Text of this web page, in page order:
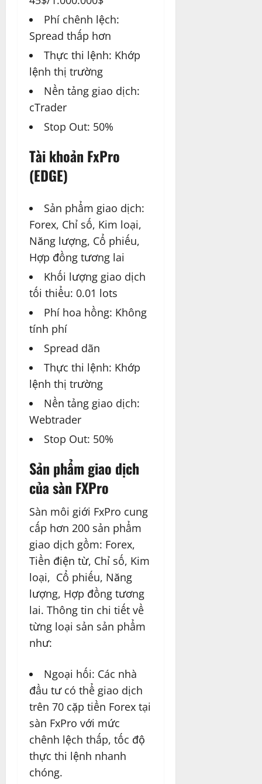
Phí chênh lệch:
Spread thấp hơn
Thực thi lệnh: Khớp
lệnh thị trường
Nền tảng giao dịch:
cTrader
Stop Out: 50%
Tài khoản FxPro
(EDGE)
Sản phẩm giao dịch:
Forex, Chỉ số, Kim loại,
Năng lượng, Cổ phiếu,
Hợp đồng tương lai
Khối lượng giao dịch
tối thiểu: 0.01 lots
Phí hoa hồng: Không
tính phí
Spread dãn
Thực thi lệnh: Khớp
lệnh thị trường
Nền tảng giao dịch:
Webtrader
Stop Out: 50%
Sản phẩm giao dịch
của sàn FXPro
Sàn môi giới FxPro cung
cấp hơn 200 sản phẩm
giao dịch gồm: Forex,
Tiền điện từ, Chỉ số, Kim
loại, Cổ phiếu, Năng
lượng, Hợp đồng tương
lai. Thông tin chi tiết về
từng loại sản sản phẩm
như:
Ngoại hối: Các nhà
đầu tư có thể giao dịch
trên 70 cặp tiền Forex tại
sàn FxPro với mức
chênh lệch thấp, tốc độ
thực thi lệnh nhanh
chóng.